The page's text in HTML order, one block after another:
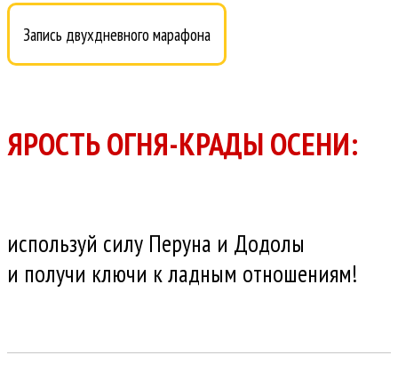
Запись двухдневного марафона
ЯРОСТЬ ОГНЯ-КРАДЫ ОСЕНИ:
используй силу Перуна и Додолы
и получи ключи к ладным отношениям!